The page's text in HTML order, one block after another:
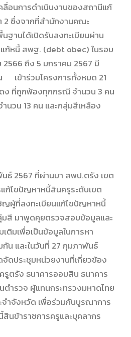
ลื่อนการดำเนินงานของสถานีแก้
ซึ่งจากที่สำนักงานคณะ
ฐานได้เปิดรับลงทะเบียนผ่าน
ก้หนี้ สพฐ. (debt obec) ในรอบ
2566 ถึง 5 มกราคม 2567 มี
เข้าร่วมโครงการทั้งหมด 21
ง ที่ถูกฟ้องทุกกรณี จำนวน 3 คน
วน 13 คน และกลุ่มสีเหลือง
นธ์ 2567 ที่ผ่านมา สพป.ตรัง เขต
ก้ไขปัญหาหนี้สินครูระดับเขต
ญผู้ที่ลงทะเบียนแก้ไขปัญหาหนี้
สี มาพูดคุยตรวจสอบข้อมูลและ
ติมเพื่อเป็นข้อมูลในการหา
น และในวันที่ 27 กุมภาพันธ์
ดประชุมหน่วยงานที่เกี่ยวข้อง
ตรัง ธนาคารออมสิน ธนาคาร
ำรวจ ผู้แทนกระทรวงมหาดไทย
ำจังหวัด เพื่อร่วมกันบูรณาการ
นข้าราชการครูและบุคลากร